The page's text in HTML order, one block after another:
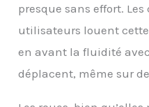
presque sans effort.
utilisateurs louent
en avant la fluidité
déplacent, même sur